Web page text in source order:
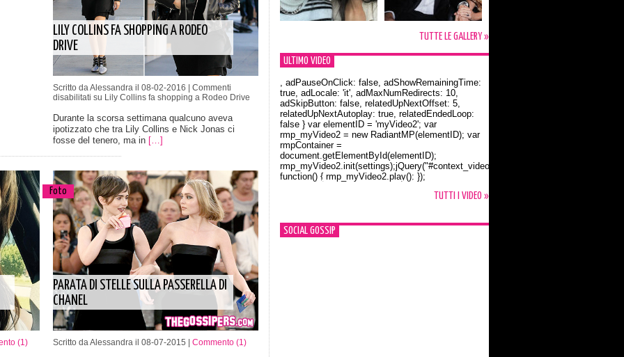
LILY COLLINS FA SHOPPING A RODEO
DRIVE
Scritto da Alessandra il 08-02-2016 | Commenti
disabilitati su Lily Collins fa shopping a Rodeo Drive
Durante la scorsa settimana qualcuno aveva
ipotizzato che tra Lily Collins e Nick Jonas ci
fosse del tenero, ma in […]
(1)
Foto
PARATA DI STELLE SULLA PASSERELLA DI
CHANEL
Scritto da Alessandra il 08-07-2015 | Commento (1)
TUTTE LE GALLERY »
ULTIMO VIDEO
Orlando Bloom e la t-shirt dedicata a Flynn
, adPauseOnClick: false, adShowRemainingTime:
true, adLocale: 'it', adMaxNumRedirects: 10,
adSkipButton: false, relatedUpNextOffset: 5,
relatedUpNextAutoplay: true, relatedEndedLoop:
false } var elementID = 'myVideo2'; var
rmp_myVideo2 = new RadiantMP(elementID); var
rmpContainer =
document.getElementById(elementID);
rmp_myVideo2.init(settings);jQuery("#context_video2").one("mouseover",
function() { rmp_myVideo2.play(); });
TUTTI I VIDEO »
SOCIAL GOSSIP